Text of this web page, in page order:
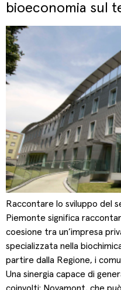
bioeconomia sul
Raccontare lo sviluppo del
Piemonte significa
coesione tra un’impresa
specializzata nella
partire dalla Regione, i
Una sinergia capace di